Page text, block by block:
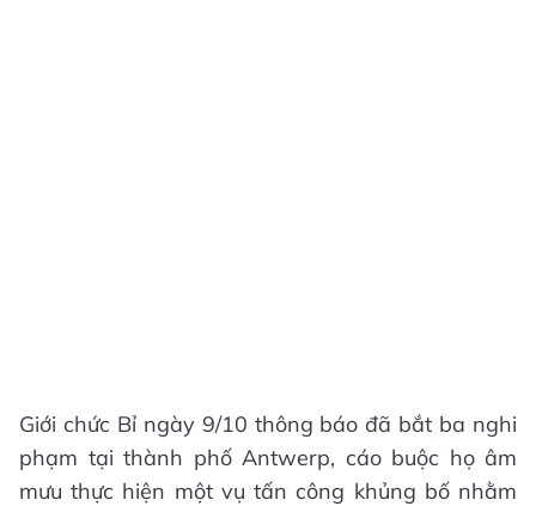
Giới chức Bỉ ngày 9/10 thông báo đã bắt ba nghi
phạm tại thành phố Antwerp, cáo buộc họ âm
mưu thực hiện một vụ tấn công khủng bố nhằm